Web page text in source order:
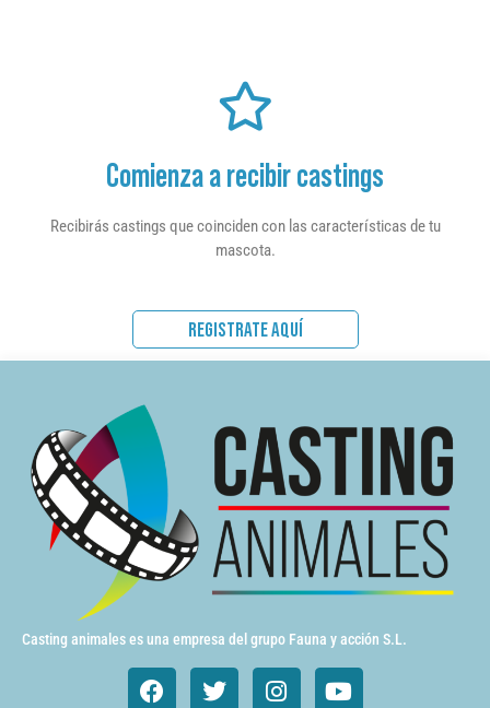
Comienza a recibir castings
Recibirás castings que coinciden con las características de tu
mascota.
REGISTRATE AQUÍ
Casting animales es una empresa del grupo Fauna y acción S.L.